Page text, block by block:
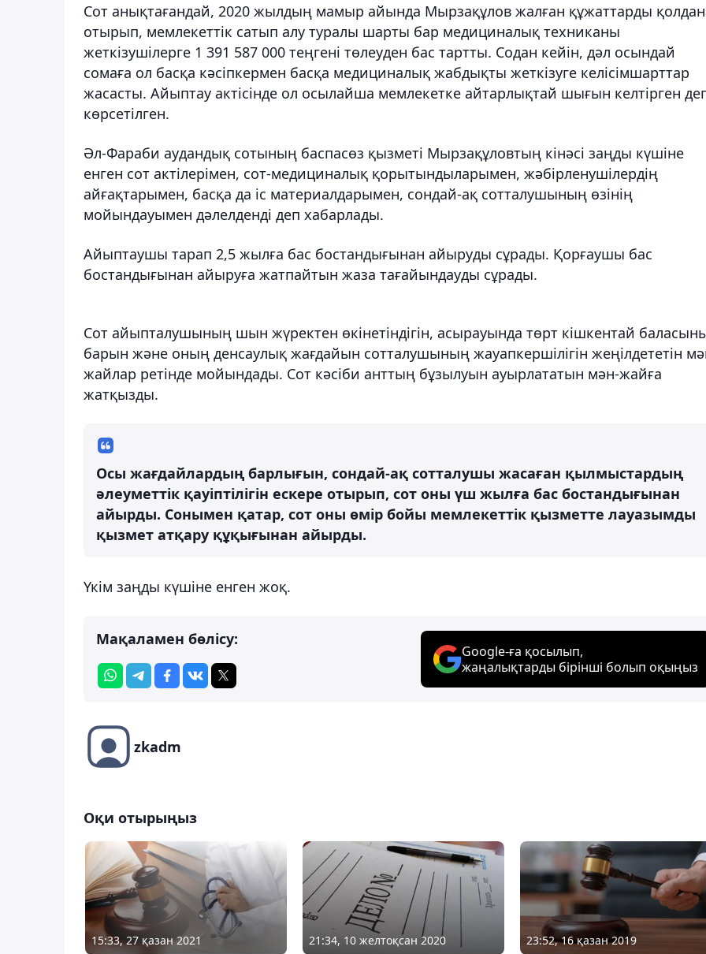
Сот анықтағандай, 2020 жылдың мамыр айында Мырзақұлов жалған құжаттарды
отырып, мемлекеттік сатып алу туралы шарты бар медициналық техниканы
жеткізушілерге 1 391 587 000 теңгені төлеуден бас тартты. Содан кейін, дәл осындай
сомаға ол басқа кәсіпкермен басқа медициналық жабдықты жеткізуге келісімшарттар
жасасты. Айыптау актісінде ол осылайша мемлекетке айтарлықтай шығын келтірген
көрсетілген.
Әл-Фараби аудандық сотының баспасөз қызметі Мырзақұловтың кінәсі заңды күшіне
енген сот актілерімен, сот-медициналық қорытындыларымен, жәбірленушілердің
айғақтарымен, басқа да іс материалдарымен, сондай-ақ сотталушының өзінің
мойындауымен дәлелденді деп хабарлады.
Айыптаушы тарап 2,5 жылға бас бостандығынан айыруды сұрады. Қорғаушы бас
бостандығынан айыруға жатпайтын жаза тағайындауды сұрады.
Сот айыпталушының шын жүректен өкінетіндігін, асырауында төрт кішкентай
барын және оның денсаулық жағдайын сотталушының жауапкершілігін жеңілдететін
жайлар ретінде мойындады. Сот кәсіби анттың бұзылуын ауырлататын мән-жайға
жатқызды.
Осы жағдайлардың барлығын, сондай-ақ сотталушы жасаған қылмыстардың
әлеуметтік қауіптілігін ескере отырып, сот оны үш жылға бас бостандығынан
айырды. Сонымен қатар, сот оны өмір бойы мемлекеттік қызметте лауазымды
қызмет атқару құқығынан айырды.
Үкім заңды күшіне енген жоқ.
Мақаламен бөлісу:
Google-ға қосылып,
жаңалықтарды бірінші болып оқыңыз
zkadm
Оқи отырыңыз
15:33, 27 қазан 2021 21:34, 10 желтоқсан 2020 23:52, 16 қазан 2019